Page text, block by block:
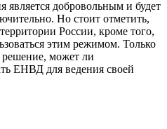
добровольным и будет
Но стоит отметить,
России, кроме того,
этим режимом. Только
решение, может ли
ЕНВД для ведения своей